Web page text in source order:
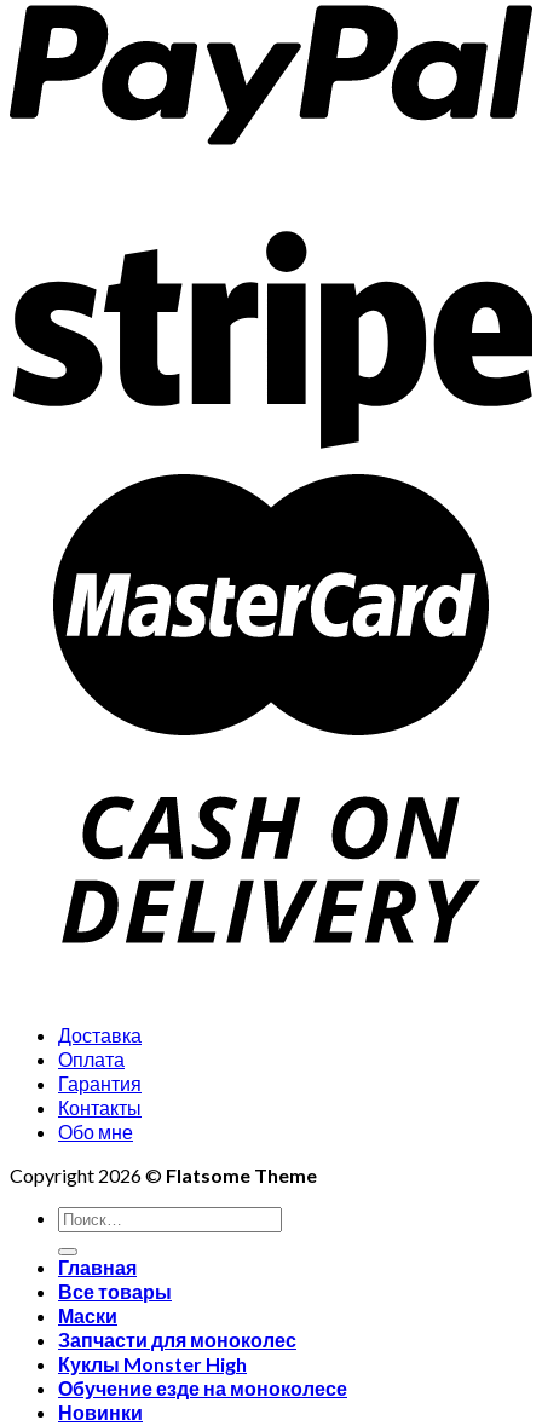
Доставка
Оплата
Гарантия
Контакты
Обо мне
Copyright 2026 © Flatsome Theme
Искать:
Главная
Все товары
Маски
Запчасти для моноколес
Куклы Monster High
Обучение езде на моноколесе
Новинки